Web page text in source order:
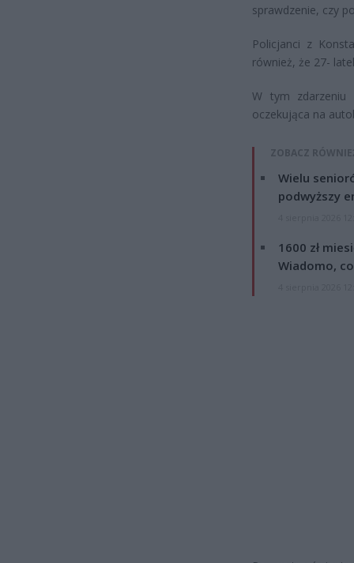
sprawdzenie, czy
Policjanci z
również, że 27-
W tym zdarzeniu
oczekująca na
ZOBACZ
Wielu
podwyższy
1600 zł
Wiadomo,